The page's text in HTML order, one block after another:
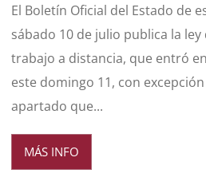
El Boletín Oficial del Estado de
sábado 10 de julio publica la ley
trabajo a distancia, que entró
este domingo 11, con
apartado que...
MÁS INFO